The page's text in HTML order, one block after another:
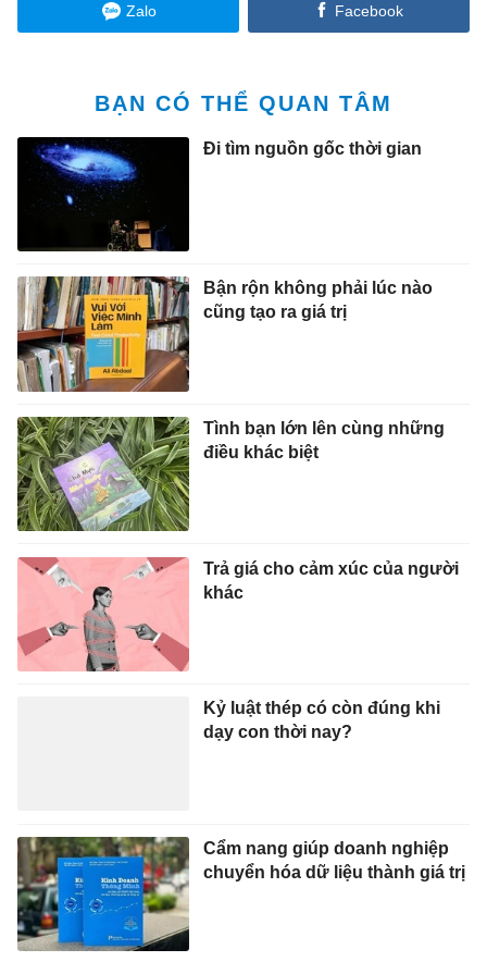
Zalo Facebook
BẠN CÓ THỂ QUAN TÂM
Đi tìm nguồn gốc thời gian
Bận rộn không phải lúc nào
cũng tạo ra giá trị
Tình bạn lớn lên cùng những
điều khác biệt
Trả giá cho cảm xúc của người
khác
Kỷ luật thép có còn đúng khi
dạy con thời nay?
Cẩm nang giúp doanh nghiệp
chuyển hóa dữ liệu thành giá trị